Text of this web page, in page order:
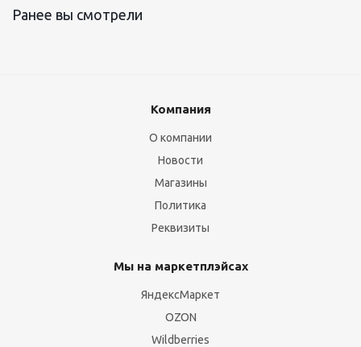
Ранее вы смотрели
Компания
О компании
Новости
Магазины
Политика
Реквизиты
Мы на маркетплэйсах
ЯндексМаркет
OZON
Wildberries